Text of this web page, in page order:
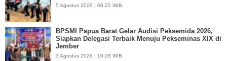
5 Agustus 2026 | 08:22 WIB
BPSMI Papua Barat Gelar Audisi Peksemida 2026,
Siapkan Delegasi Terbaik Menuju Pekseminas XIX di
Jember
3 Agustus 2026 | 10:28 WIB